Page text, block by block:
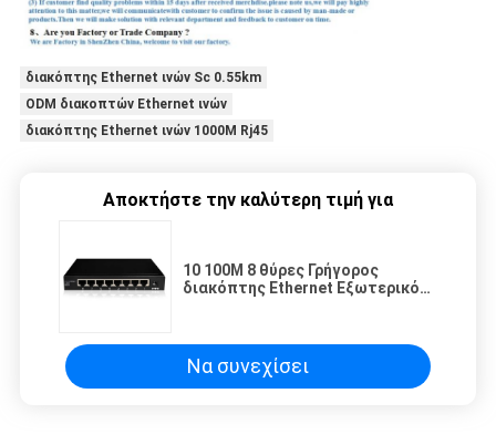
διακόπτης Ethernet ινών Sc 0.55km
ODM διακοπτών Ethernet ινών
διακόπτης Ethernet ινών 1000M Rj45
Αποκτήστε την καλύτερη τιμή για
10 100M 8 θύρες Γρήγορος
διακόπτης Ethernet Εξωτερικός
Να συνεχίσει